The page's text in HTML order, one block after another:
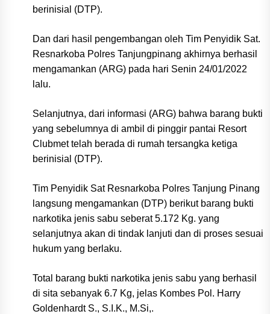
berinisial (DTP).
Dan dari hasil pengembangan oleh Tim Penyidik Sat.
Resnarkoba Polres Tanjungpinang akhirnya berhasil
mengamankan (ARG) pada hari Senin 24/01/2022
lalu.
Selanjutnya, dari informasi (ARG) bahwa barang bukti
yang sebelumnya di ambil di pinggir pantai Resort
Clubmet telah berada di rumah tersangka ketiga
berinisial (DTP).
Tim Penyidik Sat Resnarkoba Polres Tanjung Pinang
langsung mengamankan (DTP) berikut barang bukti
narkotika jenis sabu seberat 5.172 Kg. yang
selanjutnya akan di tindak lanjuti dan di proses sesuai
hukum yang berlaku.
Total barang bukti narkotika jenis sabu yang berhasil
di sita sebanyak 6.7 Kg, jelas Kombes Pol. Harry
Goldenhardt S., S.I.K., M.Si,.